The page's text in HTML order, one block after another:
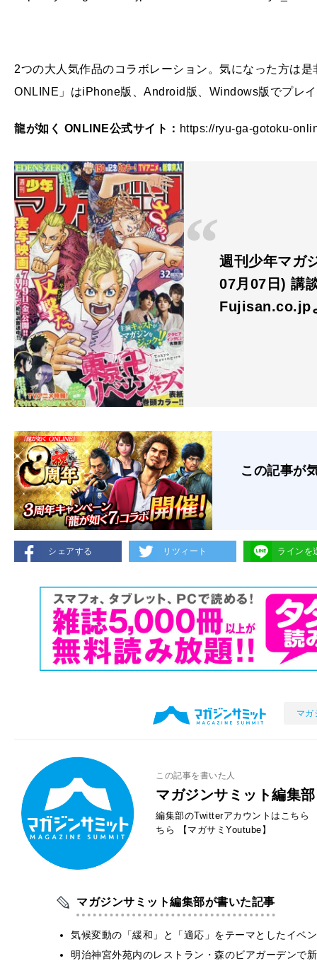
2つの大人気作品のコラボレーション。気になった方は
ONLINE」はiPhone版、Android版、Windows版でプレ
龍が如く ONLINE公式サイト： https://ryu-ga-gotoku-
週刊少年マガ
07月07日) 講
Fujisan.co.jp
この記事が
シェアする リツィート ラインを
マガ
この記事を書いた人
マガジンサミット編集部
編集部のTwitterアカウントはこちら
ちら
【マガサミYoutube】
マガジンサミット編集部が書いた記事
気候変動の「緩和」と「適応」をテーマとしたイベ
明治神宮外苑内のレストラン・森のビアガーデンで